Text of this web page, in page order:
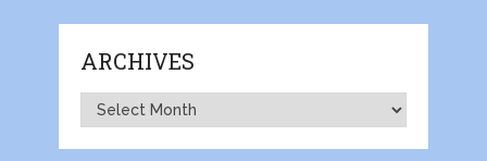
ARCHIVES
Archives